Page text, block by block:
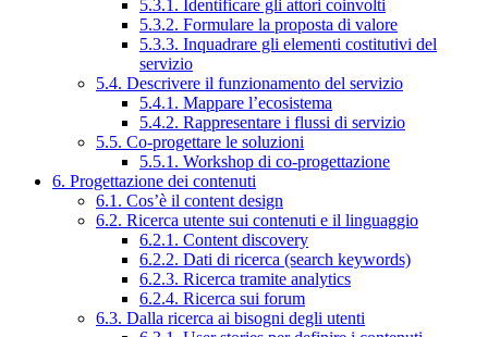
5.3.1. Identificare gli attori coinvolti
5.3.2. Formulare la proposta di valore
5.3.3. Inquadrare gli elementi costitutivi del
servizio
5.4. Descrivere il funzionamento del servizio
5.4.1. Mappare l’ecosistema
5.4.2. Rappresentare i flussi di servizio
5.5. Co-progettare le soluzioni
5.5.1. Workshop di co-progettazione
6. Progettazione dei contenuti
6.1. Cos’è il content design
6.2. Ricerca utente sui contenuti e il linguaggio
6.2.1. Content discovery
6.2.2. Dati di ricerca (search keywords)
6.2.3. Ricerca tramite analytics
6.2.4. Ricerca sui forum
6.3. Dalla ricerca ai bisogni degli utenti